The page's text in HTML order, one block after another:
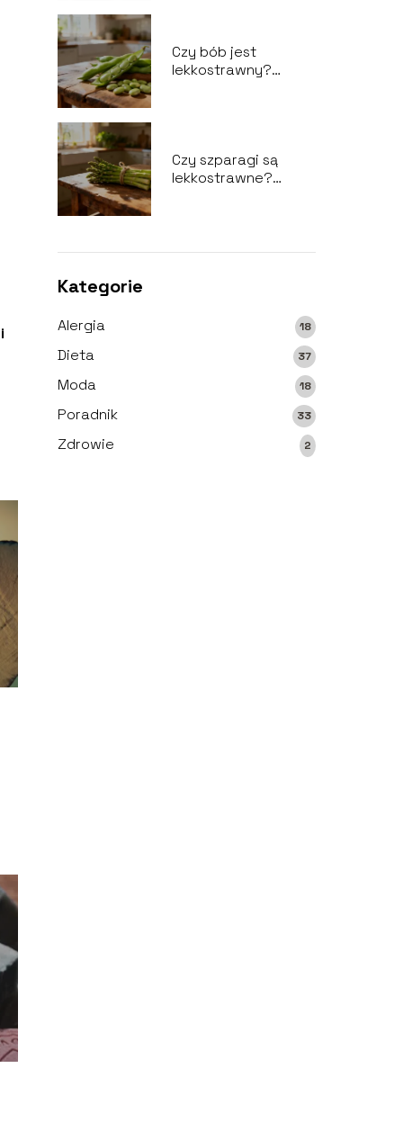
Czy bób jest
lekkostrawny?
Czy szparagi są
lekkostrawne?
Kategorie
Alergia 18
Dieta 37
Moda 18
Poradnik 33
Zdrowie 2